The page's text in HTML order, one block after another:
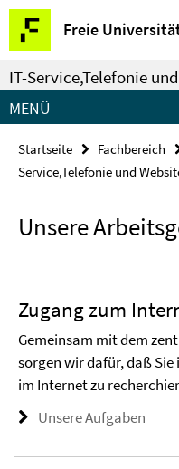
Springe
direkt
zu
Inhalt
Freie
Service-
Navigation
IT-Service,Telefonie
MENÜ
Startseite Fachbereich
Service,Telefonie und
Unsere
Zugang zum
Gemeinsam mit dem
sorgen wir dafür, daß
im Internet zu
Unsere Aufgaben